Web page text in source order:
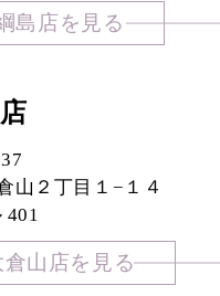
島店を見る
山２丁目１−１４
401
山店を見る